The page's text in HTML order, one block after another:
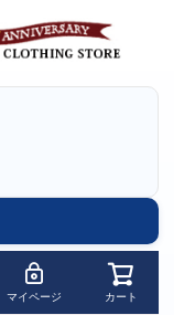
マイページ カート